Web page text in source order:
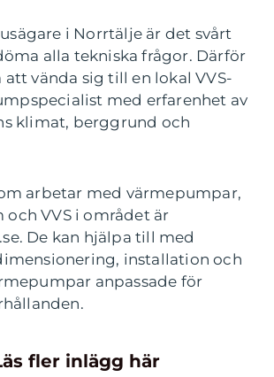
i Norrtälje är det svårt
alla tekniska frågor. Därför
vända sig till en lokal VVS-
med erfarenhet av
klimat, berggrund och
arbetar med värmepumpar,
och VVS i området är
De kan hjälpa till med
installation och
anpassade för
fler inlägg här